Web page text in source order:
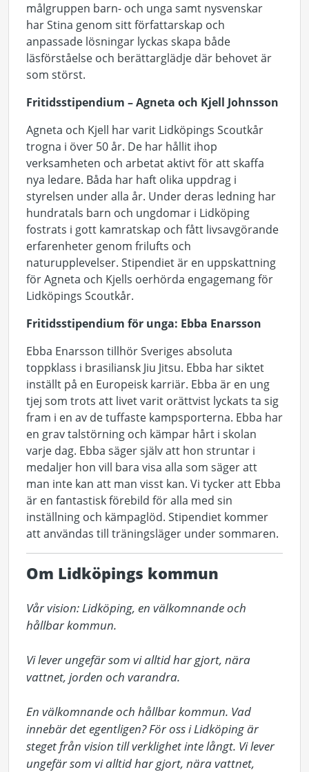
målgruppen barn- och unga samt nysvenskar
har Stina genom sitt författarskap och
anpassade lösningar lyckas skapa både
läsförståelse och berättarglädje där behovet är
som störst.
Fritidsstipendium – Agneta och Kjell Johnsson
Agneta och Kjell har varit Lidköpings Scoutkår
trogna i över 50 år. De har hållit ihop
verksamheten och arbetat aktivt för att skaffa
nya ledare. Båda har haft olika uppdrag i
styrelsen under alla år. Under deras ledning har
hundratals barn och ungdomar i Lidköping
fostrats i gott kamratskap och fått livsavgörande
erfarenheter genom frilufts och
naturupplevelser. Stipendiet är en uppskattning
för Agneta och Kjells oerhörda engagemang för
Lidköpings Scoutkår.
Fritidsstipendium för unga: Ebba Enarsson
Ebba Enarsson tillhör Sveriges absoluta
toppklass i brasiliansk Jiu Jitsu. Ebba har siktet
inställt på en Europeisk karriär. Ebba är en ung
tjej som trots att livet varit orättvist lyckats ta sig
fram i en av de tuffaste kampsporterna. Ebba har
en grav talstörning och kämpar hårt i skolan
varje dag. Ebba säger själv att hon struntar i
medaljer hon vill bara visa alla som säger att
man inte kan att man visst kan. Vi tycker att Ebba
är en fantastisk förebild för alla med sin
inställning och kämpaglöd. Stipendiet kommer
att användas till träningsläger under sommaren.
Om Lidköpings kommun
Vår vision: Lidköping, en välkomnande och
hållbar kommun.
Vi lever ungefär som vi alltid har gjort, nära
vattnet, jorden och varandra.
En välkomnande och hållbar kommun. Vad
innebär det egentligen? För oss i Lidköping är
steget från vision till verklighet inte långt. Vi lever
ungefär som vi alltid har gjort, nära vattnet,